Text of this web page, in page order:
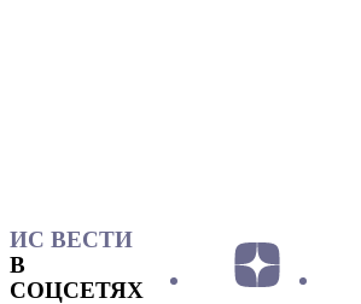
ИС ВЕСТИ
В
СОЦСЕТЯХ